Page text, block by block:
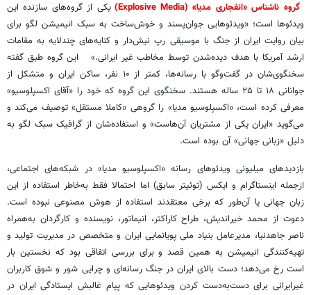
گروه ناشناس «انفجاری مدیا» (Explosive Media)
یکی از گروه‌های سازنده این
ویدئوها است؛ «ویدئوهایی جوان‌پسند و خوش‌ساخت به سبک انیمیشن لگو برای
بیان روایت ایران از جنگ با موسیقی رپ نیش‌دار و کنایه‌های چندلایه به مقامات
ارشد آمریکا با هدف دیده‌شدن توسط مخاطب غیر ایرانی.» این گروه طبق گفته
سخنگوی‌شان در گفت‌وگو با رسانه‌ها، کمتر از ۱۰ نفر، ساکن ایران و متشکل از
جوانانی ۱۸ تا ۲۵ ساله هستند. سخنگوی این گروه که خود را «آقای اکسپلوسیو»
معرفی کرده است، «اکسپلوسیو مدیا» را گروهی «کاملا مستقل» توصیف می‌کند و
می‌گوید «ایران یکی از مشتریان آن‌هاست» و استفاده‌شان از گرافیک سبک لگو به
دلیل «زبانی جهانی» آن بوده است.
بازدیدهای میلیونی ویدئوهای رسانه «اکسپلوسیو مدیا» در شبکه‌های اجتماعی،
ازجمله اینستاگرام و ایکس (توئیتر سابق) اما احتمالا فقط به‌خاطر استفاده از این
زبان جهانی یا آن‌طور که برخی معتقدند استفاده از هوش مصنوعی نبوده است.
دعوت از محمد خیراندیش، طراح کاراکتر، انیماتور، نویسنده و کارگردان به‌همراه
ناصر جاهدنیا، مدیرعامل بنیاد ملی پویانمایی ایران و متخصص در مدیریت تولید و
تهیه‌کنندگی انیمیشن به همین قصد و برای بررسی اتفاقی بود که نخستین بار
است رخ می‌دهد؛ دست بالای ایران در جنگ رسانه‌ای و چرایی شور و شوق کاربران
غیرایرانی برای دست‌به‌دست کردن ویدئوهایی که پیام غالبش ایستادگی ایران در